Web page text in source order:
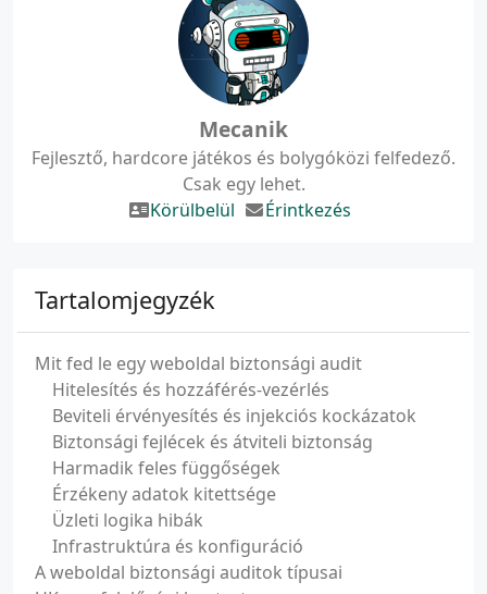
Mecanik
Fejlesztő, hardcore játékos és bolygóközi felfedező.
Csak egy lehet.
Körülbelül
Érintkezés
Tartalomjegyzék
Mit fed le egy weboldal biztonsági audit
Hitelesítés és hozzáférés-vezérlés
Beviteli érvényesítés és injekciós kockázatok
Biztonsági fejlécek és átviteli biztonság
Harmadik feles függőségek
Érzékeny adatok kitettsége
Üzleti logika hibák
Infrastruktúra és konfiguráció
A weboldal biztonsági auditok típusai